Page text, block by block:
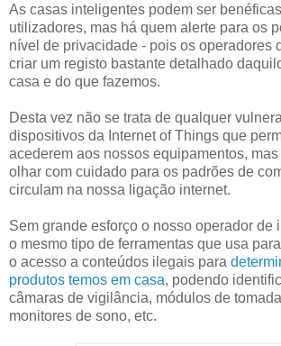
As casas inteligentes podem ser
utilizadores, mas há quem alerte para os
nível de privacidade - pois os operadores
criar um registo bastante detalhado
casa e do que fazemos.
Desta vez não se trata de qualquer
dispositivos da Internet of Things que
acederem aos nossos equipamentos,
olhar com cuidado para os padrões de
circulam na nossa ligação internet.
Sem grande esforço o nosso operador de
o mesmo tipo de ferramentas que usa
o acesso a conteúdos ilegais para
produtos temos em casa, podendo
câmaras de vigilância, módulos de
monitores de sono, etc.